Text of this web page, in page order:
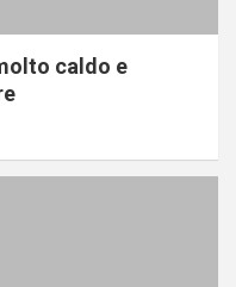
caldo e